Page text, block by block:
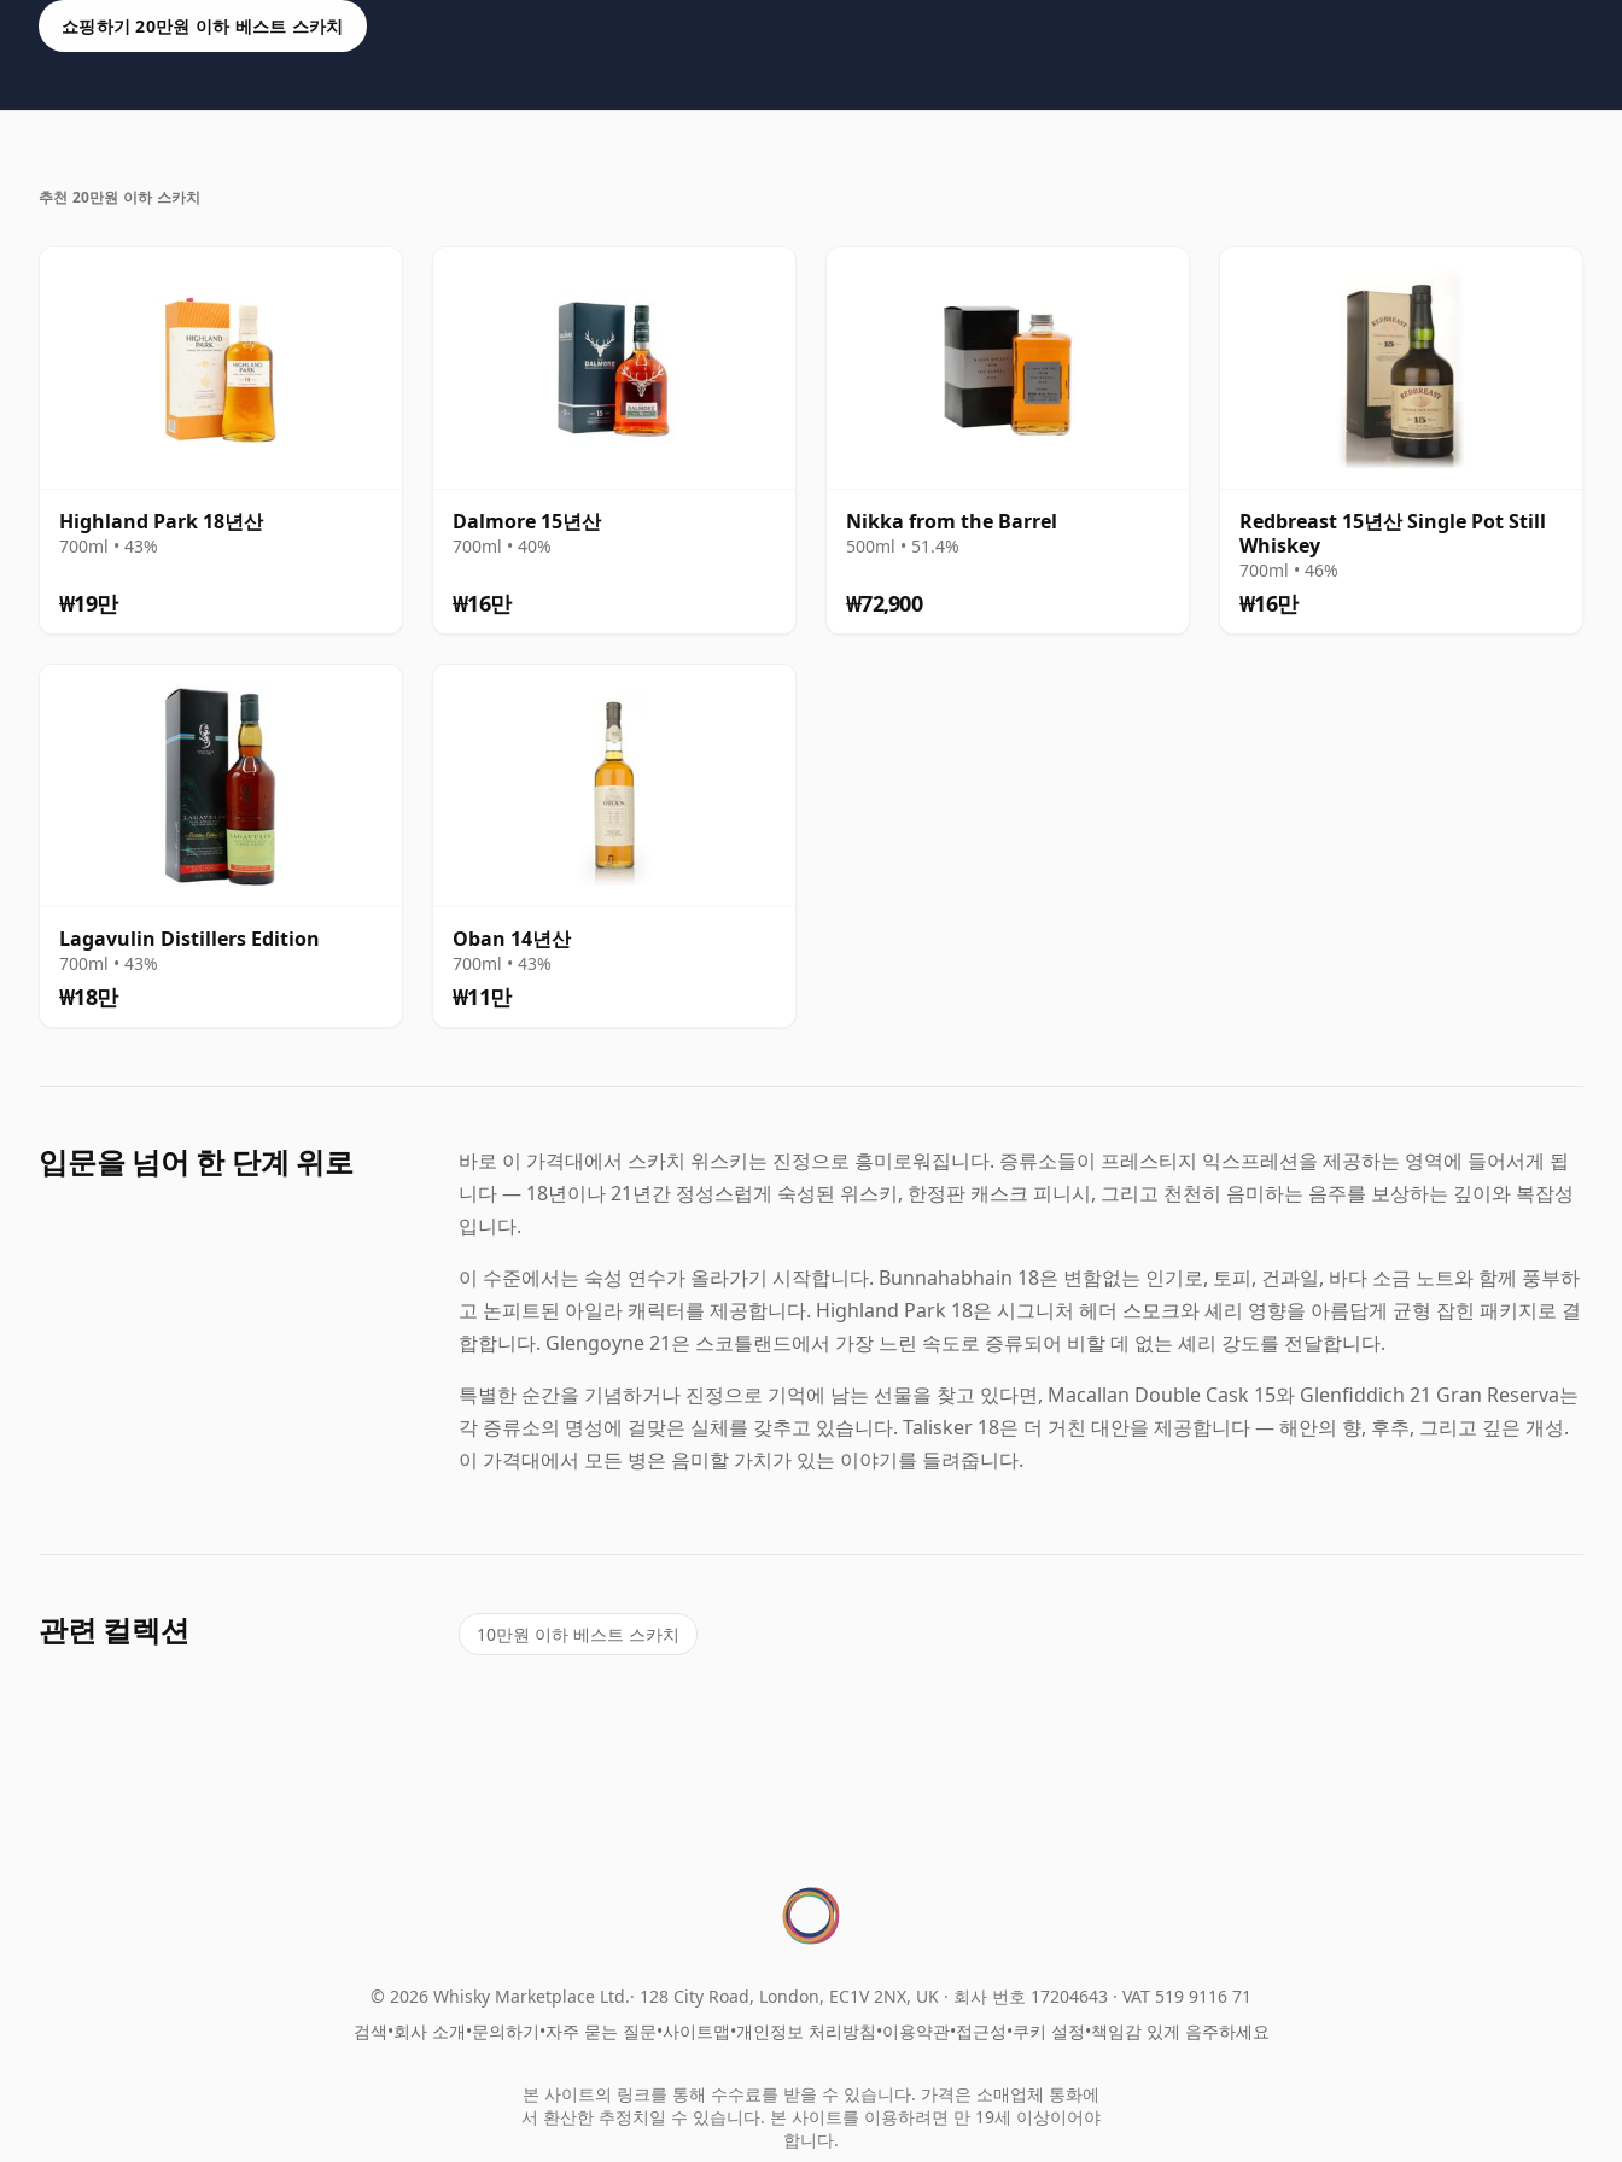
쇼핑하기 20만원 이하 베스트 스카치
추천 20만원 이하 스카치
Highland Park 18년산
700ml • 43%
₩19만
Dalmore 15년산
700ml • 40%
₩16만
Nikka from the Barrel
500ml • 51.4%
₩72,900
Redbreast 15년산 Single Pot Still
Whiskey
700ml • 46%
₩16만
Lagavulin Distillers Edition
700ml • 43%
₩18만
Oban 14년산
700ml • 43%
₩11만
입문을 넘어 한 단계 위로
바로 이 가격대에서 스카치 위스키는 진정으로 흥미로워집니다. 증류소들이 프레스티지 익스프레션을 제공하는 영역에 들어서게 됩
니다 — 18년이나 21년간 정성스럽게 숙성된 위스키, 한정판 캐스크 피니시, 그리고 천천히 음미하는 음주를 보상하는 깊이와 복잡성
입니다.
이 수준에서는 숙성 연수가 올라가기 시작합니다. Bunnahabhain 18은 변함없는 인기로, 토피, 건과일, 바다 소금 노트와 함께 풍부하
고 논피트된 아일라 캐릭터를 제공합니다. Highland Park 18은 시그니처 헤더 스모크와 셰리 영향을 아름답게 균형 잡힌 패키지로 결
합합니다. Glengoyne 21은 스코틀랜드에서 가장 느린 속도로 증류되어 비할 데 없는 셰리 강도를 전달합니다.
특별한 순간을 기념하거나 진정으로 기억에 남는 선물을 찾고 있다면, Macallan Double Cask 15와 Glenfiddich 21 Gran Reserva는
각 증류소의 명성에 걸맞은 실체를 갖추고 있습니다. Talisker 18은 더 거친 대안을 제공합니다 — 해안의 향, 후추, 그리고 깊은 개성.
이 가격대에서 모든 병은 음미할 가치가 있는 이야기를 들려줍니다.
관련 컬렉션 10만원 이하 베스트 스카치
© 2026 Whisky Marketplace Ltd. 128 City Road, London, EC1V 2NX, UK · 회사 번호 17204643 · VAT 519 9116 71
검색•회사 소개•문의하기•자주 묻는 질문•사이트맵•개인정보 처리방침•이용약관•접근성•쿠키 설정•책임감 있게 음주하세요
본 사이트의 링크를 통해 수수료를 받을 수 있습니다. 가격은 소매업체 통화에
서 환산한 추정치일 수 있습니다. 본 사이트를 이용하려면 만 19세 이상이어야
합니다.